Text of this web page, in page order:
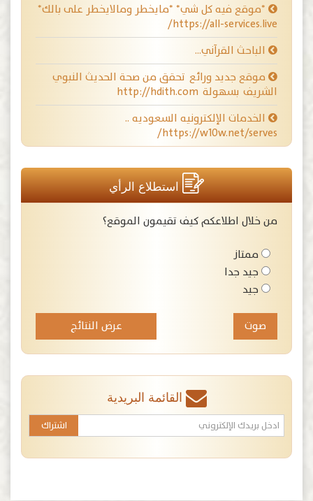
*موقع فيه كل شي* *مايخطر ومالايخطر على بالك*
https://all-services.live/
الباحث القرآني…
موقع جديد ورائع تحقق من صحة الحديث النبوي
الشريف بسهولة http://hdith.com
الخدمات الإلكترونيه السعوديه ..
https://w10w.net/serves/
استطلاع الرأي
من خلال اطلاعكم كيف تقيمون الموقع؟
ممتاز
جيد جدا
جيد
عرض النتائج
القائمة البريدية